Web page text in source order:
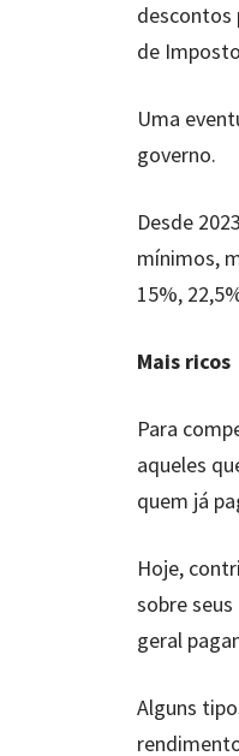
descontos
de
Uma
governo.
Desde
mínimos,
15%,
Mais ricos
Para
aqueles
quem já
Hoje,
sobre
geral
Alguns